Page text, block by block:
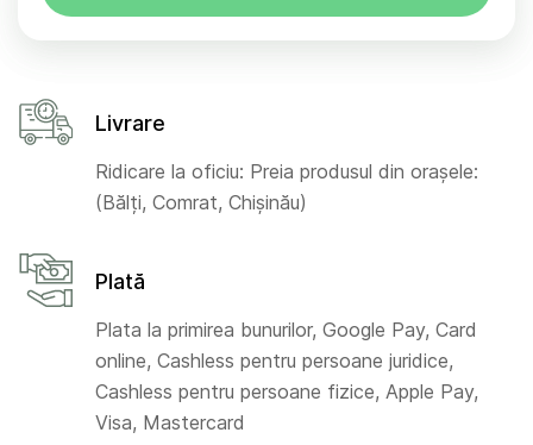
Livrare
Ridicare la oficiu: Preia produsul din orașele:
(Bălți, Comrat, Chișinău)
Plată
Plata la primirea bunurilor, Google Pay, Card
online, Cashless pentru persoane juridice,
Cashless pentru persoane fizice, Apple Pay,
Visa, Mastercard